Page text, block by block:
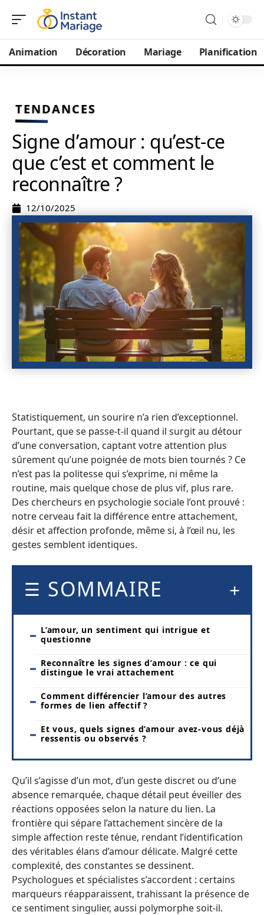
Animation Décoration Mariage Planification
TENDANCES
Signe d’amour : qu’est-ce
que c’est et comment le
reconnaître ?
12/10/2025
Statistiquement, un sourire n’a rien d’exceptionnel.
Pourtant, que se passe-t-il quand il surgit au détour
d’une conversation, captant votre attention plus
sûrement qu’une poignée de mots bien tournés ? Ce
n’est pas la politesse qui s’exprime, ni même la
routine, mais quelque chose de plus vif, plus rare.
Des chercheurs en psychologie sociale l’ont prouvé :
notre cerveau fait la différence entre attachement,
désir et affection profonde, même si, à l’œil nu, les
gestes semblent identiques.
SOMMAIRE
L’amour, un sentiment qui intrigue et
questionne
Reconnaître les signes d’amour : ce qui
distingue le vrai attachement
Comment différencier l’amour des autres
formes de lien affectif ?
Et vous, quels signes d’amour avez-vous déjà
ressentis ou observés ?
Qu’il s’agisse d’un mot, d’un geste discret ou d’une
absence remarquée, chaque détail peut éveiller des
réactions opposées selon la nature du lien. La
frontière qui sépare l’attachement sincère de la
simple affection reste ténue, rendant l’identification
des véritables élans d’amour délicate. Malgré cette
complexité, des constantes se dessinent.
Psychologues et spécialistes s’accordent : certains
marqueurs réapparaissent, trahissant la présence de
ce sentiment singulier, aussi polymorphe soit-il.